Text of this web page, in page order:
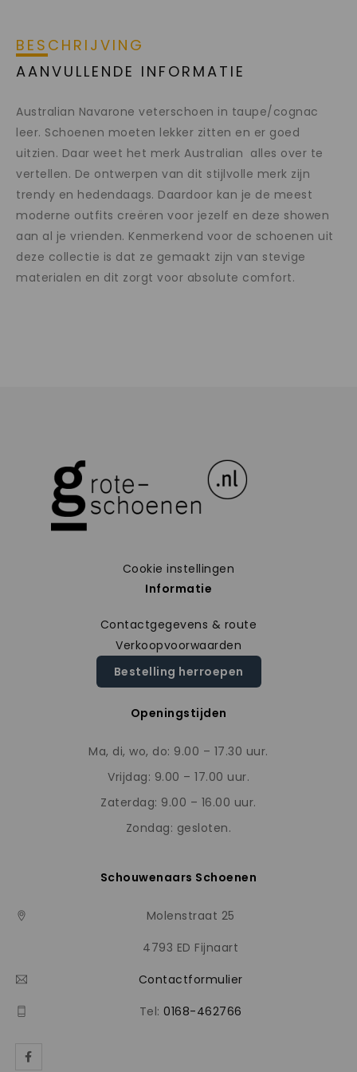
BESCHRIJVING
AANVULLENDE INFORMATIE
Australian Navarone veterschoen in taupe/cognac
leer. Schoenen moeten lekker zitten en er goed
uitzien. Daar weet het merk Australian alles over te
vertellen. De ontwerpen van dit stijlvolle merk zijn
trendy en hedendaags. Daardoor kan je de meest
moderne outfits creëren voor jezelf en deze showen
aan al je vrienden. Kenmerkend voor de schoenen uit
deze collectie is dat ze gemaakt zijn van stevige
materialen en dit zorgt voor absolute comfort.
Cookie instellingen
Informatie
Contactgegevens & route
Verkoopvoorwaarden
Bestelling herroepen
Openingstijden
Ma, di, wo, do: 9.00 – 17.30 uur.
Vrijdag: 9.00 – 17.00 uur.
Zaterdag: 9.00 – 16.00 uur.
Zondag: gesloten.
Schouwenaars Schoenen
Molenstraat 25
4793 ED Fijnaart
Contactformulier
Tel: 0168-462766